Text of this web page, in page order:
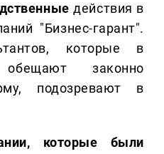
действия в
"Бизнес-гарант".
которые в
законно
подозревают в
которые были